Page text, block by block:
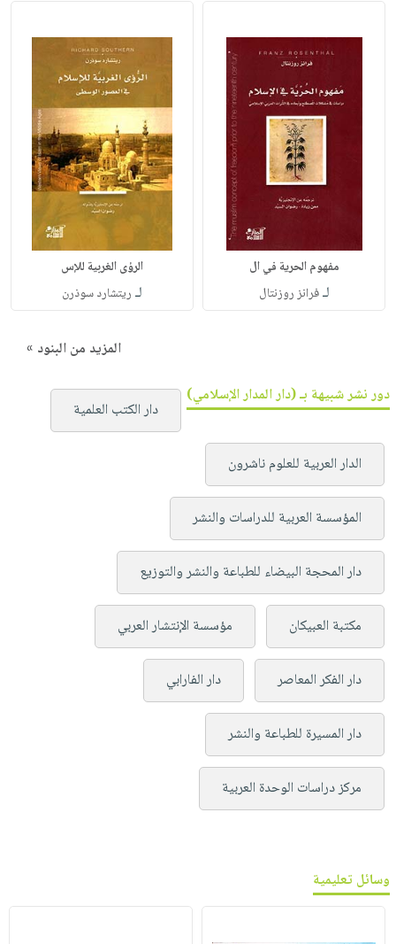
مفهوم الحرية في ال
لـفرانز روزنتال
الرؤى الغربية للإس
لـ ريتشارد سوذرن
المزيد من البنود »
دور نشر شبيهة بـ (دار المدار الإسلامي)
دار الكتب العلمية
الدار العربية للعلوم ناشرون
المؤسسة العربية للدراسات والنشر
دار المحجة البيضاء للطباعة والنشر والتوزيع
مكتبة العبيكان مؤسسة الإنتشار العربي
دار الفكر المعاصر دار الفارابي
دار المسيرة للطباعة والنشر
مركز دراسات الوحدة العربية
وسائل تعليمية